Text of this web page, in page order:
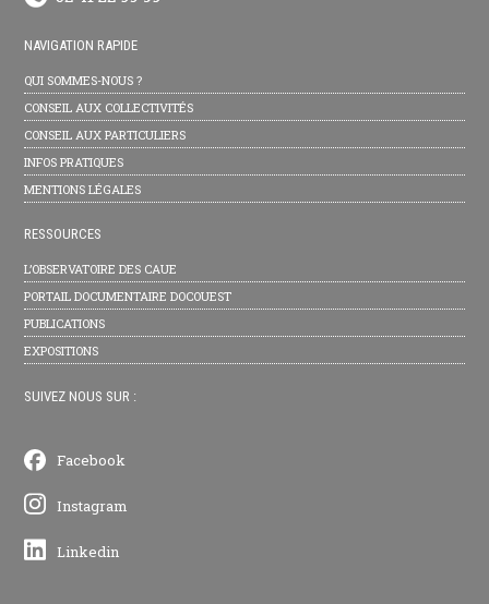
NAVIGATION RAPIDE
QUI SOMMES-NOUS ?
CONSEIL AUX COLLECTIVITÉS
CONSEIL AUX PARTICULIERS
INFOS PRATIQUES
MENTIONS LÉGALES
RESSOURCES
L’OBSERVATOIRE DES CAUE
PORTAIL DOCUMENTAIRE DOCOUEST
PUBLICATIONS
EXPOSITIONS
SUIVEZ NOUS SUR :
Facebook
Instagram
Linkedin